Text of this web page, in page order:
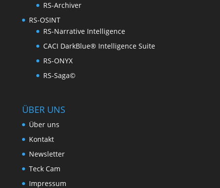
RS-Archiver
RS-OSINT
RS-Narrative Intelligence
CACI DarkBlue® Intelligence Suite
RS-ONYX
RS-Saga©
ÜBER UNS
Über uns
Kontakt
Newsletter
Teck Cam
Impressum